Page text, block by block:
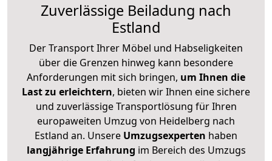
Zuverlässige Beiladung nach
Estland
Der Transport Ihrer Möbel und Habseligkeiten
über die Grenzen hinweg kann besondere
Anforderungen mit sich bringen, um Ihnen die
Last zu erleichtern, bieten wir Ihnen eine sichere
und zuverlässige Transportlösung für Ihren
europaweiten Umzug von Heidelberg nach
Estland an. Unsere Umzugsexperten haben
langjährige Erfahrung im Bereich des Umzugs